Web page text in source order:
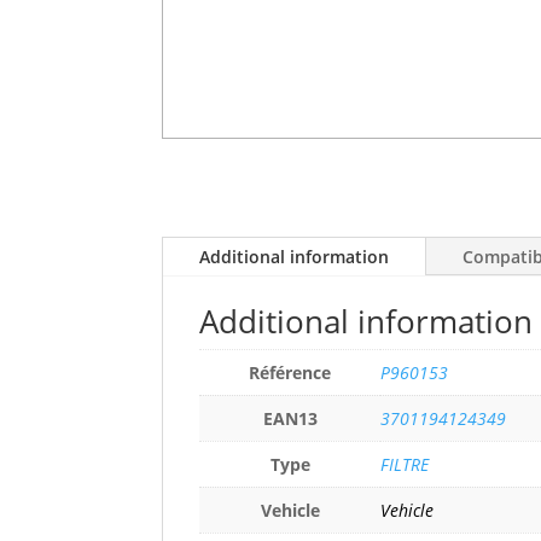
Additional information
Additional information
Référence
P960153
EAN13
3701194124349
Type
FILTRE
Vehicle
Vehicle